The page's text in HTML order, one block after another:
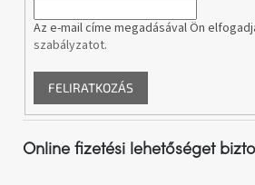
Az e-mail címe megadásával Ön
szabályzatot.
FELIRATKOZÁS
Online fizetési lehetőséget